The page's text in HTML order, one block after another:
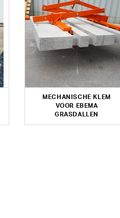
MECHANISCHE KLEM
VOOR EBEMA
GRASDALLEN